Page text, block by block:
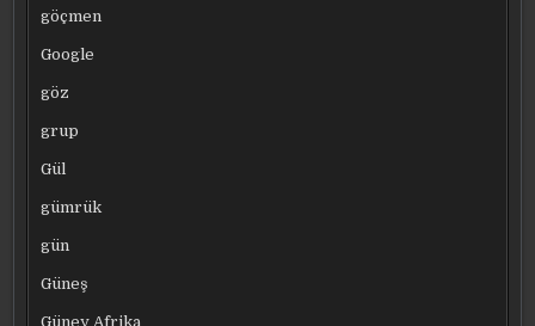
göçmen
Google
göz
grup
Gül
gümrük
gün
Güneş
Güney Afrika